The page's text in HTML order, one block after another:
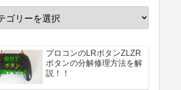
プロコンのLRボタンZLZR
ボタンの分解修理方法を解
説！！